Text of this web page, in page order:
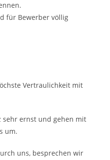
für Bewerber völlig
Vertraulichkeit mit
sehr ernst und gehen mit
um.
uns, besprechen wir